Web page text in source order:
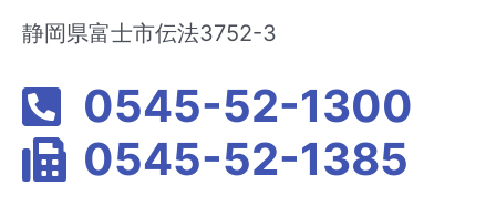
静岡県富士市伝法3752-3
0545-52-1300
0545-52-1385